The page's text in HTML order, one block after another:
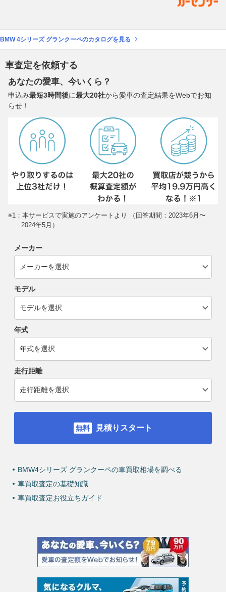
BMW 4シリーズ グランクーペのカタログを見る
車査定を依頼する
あなたの愛車、今いくら？
申込み最短3時間後に最大20社から愛車の査定結果をWebでお知
らせ！
※1：本サービスで実施のアンケートより （回答期間：2023年6月〜
2024年5月）
メーカー
モデル
年式
走行距離
見積りスタート
BMW4シリーズ グランクーペの車買取相場を調べる
車買取査定の基礎知識
車買取査定お役立ちガイド